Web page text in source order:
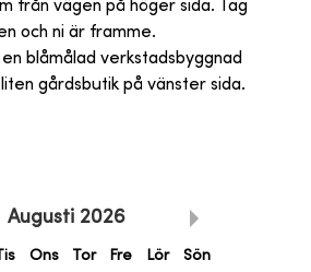
från vägen på höger sida. Tag
och ni är framme.
blåmålad verkstadsbyggnad
gårdsbutik på vänster sida.
Augusti 2026
Ons Tor Fre Lör Sön